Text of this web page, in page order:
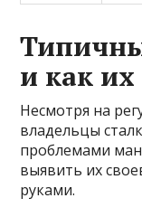
и как
Несмотря на
владельцы
проблемами
выявить их
руками.